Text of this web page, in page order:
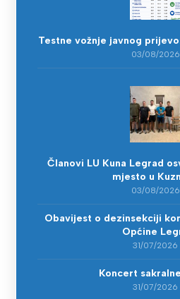
Testne vožnje javnog
03/08/2026
Članovi LU Kuna Legrad
mjesto u
03/08/2026
Obavijest o dezinsekciji
Općine
31/07/2026
Koncert
31/07/2026